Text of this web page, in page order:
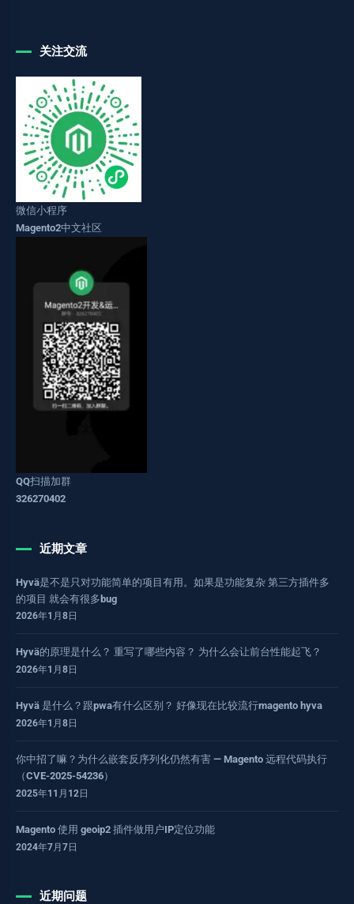
关注交流
微信小程序
Magento2中文社区
QQ扫描加群
326270402
近期文章
Hyvä是不是只对功能简单的项目有用。如果是功能复杂 第三方插件多
的项目 就会有很多bug
2026年1月8日
Hyvä的原理是什么？ 重写了哪些内容？ 为什么会让前台性能起飞？
2026年1月8日
Hyvä 是什么？跟pwa有什么区别？ 好像现在比较流行magento hyva
2026年1月8日
你中招了嘛？为什么嵌套反序列化仍然有害 — Magento 远程代码执行
（CVE-2025-54236）
2025年11月12日
Magento 使用 geoip2 插件做用户IP定位功能
2024年7月7日
近期问题